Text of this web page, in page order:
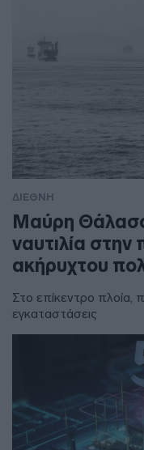
ΔΙΕΘΝΗ
Μαύρη
ναυτιλία
ακήρυχτου
Στο επίκεντρο πλοία,
εγκαταστάσεις